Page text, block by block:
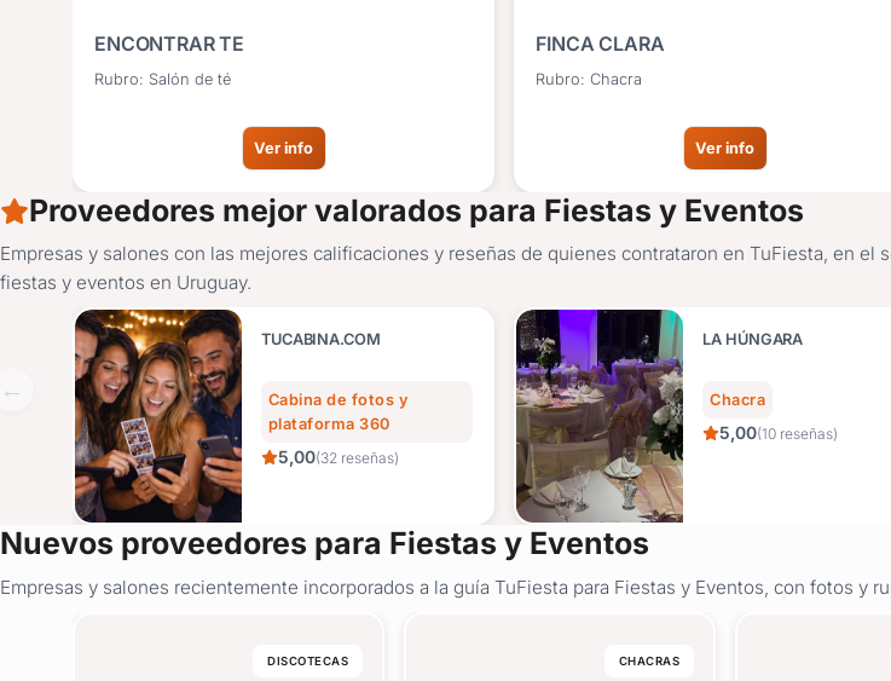
ENCONTRAR TE
Rubro: Salón de té
Ver info
FINCA CLARA
Rubro: Chacra
Ver info
Proveedores mejor valorados para Fiestas y Eventos
Empresas y salones con las mejores calificaciones y reseñas de quienes contrataron en TuFiesta, en
fiestas y eventos en Uruguay.
TUCABINA.COM
Cabina de fotos y
plataforma 360
5,00(32 reseñas)
LA HÚNGARA
Chacra
5,00(10 reseñas)
Nuevos proveedores para Fiestas y Eventos
Empresas y salones recientemente incorporados a la guía TuFiesta para Fiestas y Eventos, con fotos y
DISCOTECAS CHACRAS